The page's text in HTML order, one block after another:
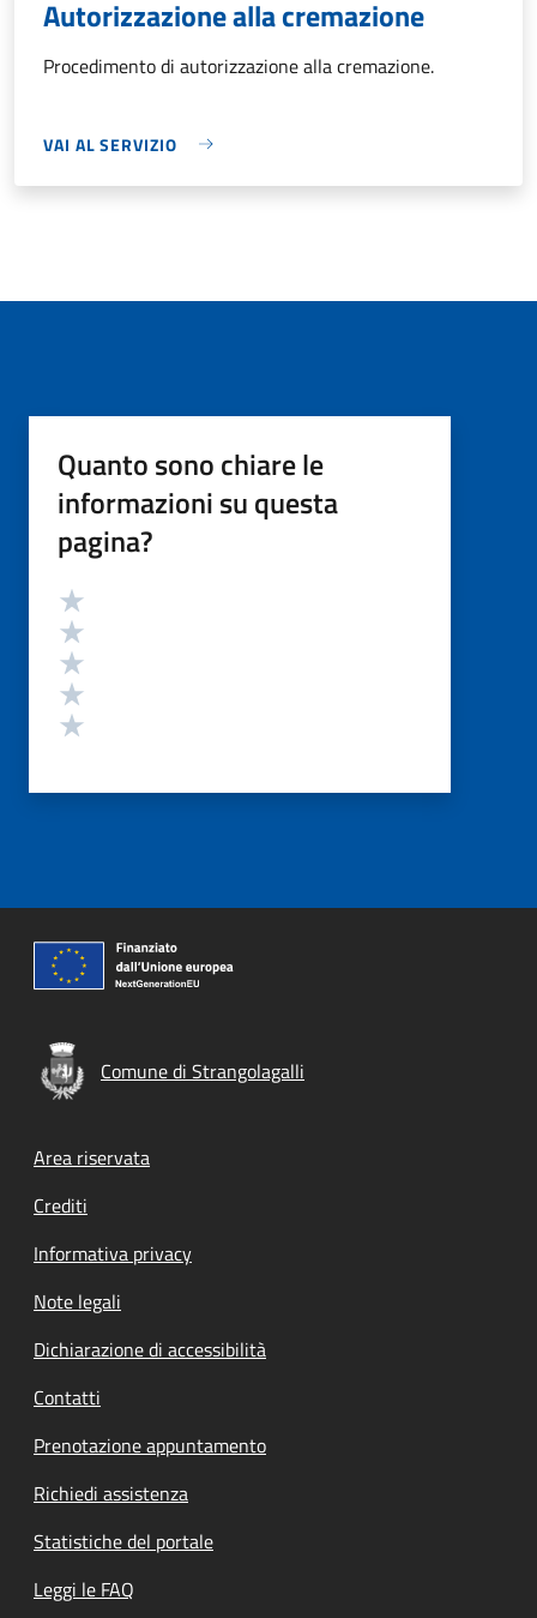
Autorizzazione alla cremazione
Procedimento di autorizzazione alla cremazione.
VAI AL SERVIZIO
Quanto sono chiare le
informazioni su questa
pagina?
Valutazione
Comune di Strangolagalli
Footer menu
Area riservata
Crediti
Informativa privacy
Note legali
Dichiarazione di accessibilità
Contatti
Prenotazione appuntamento
Richiedi assistenza
Statistiche del portale
Leggi le FAQ